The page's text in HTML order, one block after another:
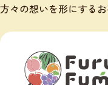
方々の想いを形にする